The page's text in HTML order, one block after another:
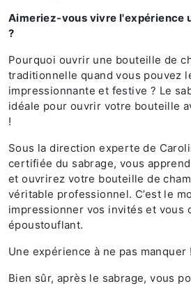
Aimeriez-vous vivre l'expérience
?
Pourquoi ouvrir une bouteille de
traditionnelle quand vous pouvez
impressionnante et festive ? Le
idéale pour ouvrir votre bouteille
!
Sous la direction experte de
certifiée du sabrage, vous
et ouvrirez votre bouteille de
véritable professionnel. C’est le
impressionner vos invités et vous
époustouflant.
Une expérience à ne pas manquer !
Bien sûr, après le sabrage, vous